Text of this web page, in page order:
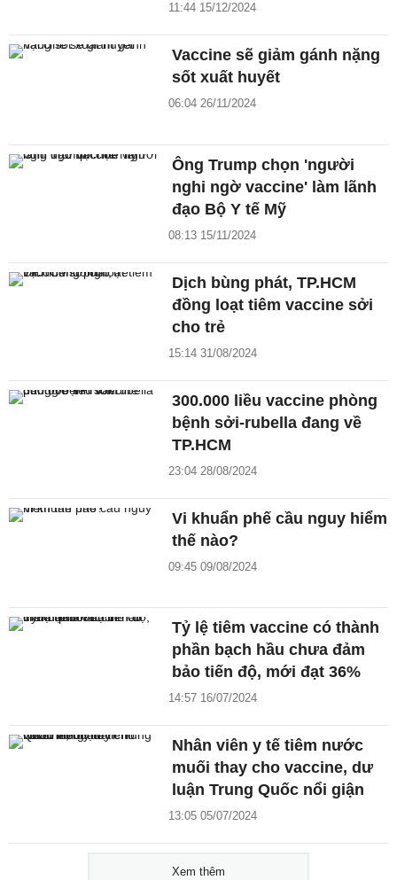
11:44 15/12/2024
Vaccine sẽ giảm gánh nặng
sốt xuất huyết
06:04 26/11/2024
Ông Trump chọn 'người
nghi ngờ vaccine' làm lãnh
đạo Bộ Y tế Mỹ
08:13 15/11/2024
Dịch bùng phát, TP.HCM
đồng loạt tiêm vaccine sởi
cho trẻ
15:14 31/08/2024
300.000 liều vaccine phòng
bệnh sởi-rubella đang về
TP.HCM
23:04 28/08/2024
Vi khuẩn phế cầu nguy hiểm
thế nào?
09:45 09/08/2024
Tỷ lệ tiêm vaccine có thành
phần bạch hầu chưa đảm
bảo tiến độ, mới đạt 36%
14:57 16/07/2024
Nhân viên y tế tiêm nước
muối thay cho vaccine, dư
luận Trung Quốc nổi giận
13:05 05/07/2024
Xem thêm